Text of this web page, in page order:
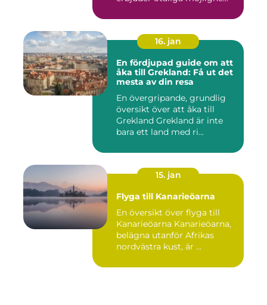
16. jan
En fördjupad guide om att
åka till Grekland: Få ut det
mesta av din resa
En övergripande, grundlig
översikt över att åka till
Grekland Grekland är inte
bara ett land med ri...
15. jan
Flyga till Kanarieöarna
En översikt över flyga till
Kanarieöarna Kanarieöarna,
belägna utanför Afrikas
nordvästra kust, är ...